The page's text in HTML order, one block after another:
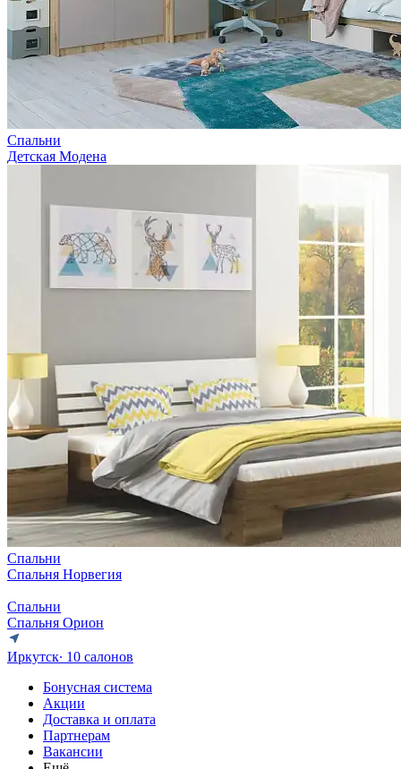
Спальни
Детская Модена
Спальни
Спальня Норвегия
Спальни
Спальня Орион
Иркутск∙ 10 салонов
Бонусная система
Акции
Доставка и оплата
Партнерам
Вакансии